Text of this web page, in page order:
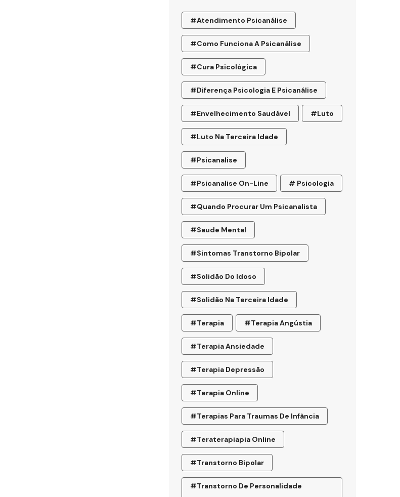
#atendimento Psicanálise
#como Funciona A Psicanálise
#cura Psicológica
#diferença Psicologia E Psicanálise
#envelhecimento Saudável #luto
#luto Na Terceira Idade
#psicanalise
#psicanalise On-Line # Psicologia
#quando Procurar Um Psicanalista
#saude Mental
#sintomas Transtorno Bipolar
#solidão Do Idoso
#Solidão Na Terceira Idade
#terapia #terapia Angústia
#terapia Ansiedade
#terapia Depressão
#terapia Online
#terapias Para Traumas De Infância
#teraterapiapia Online
#transtorno Bipolar
#transtorno De Personalidade